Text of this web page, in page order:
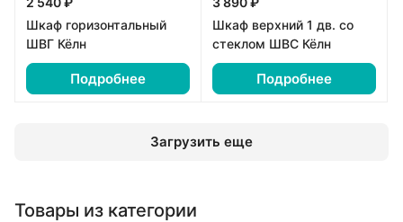
Шкаф горизонтальный
ШВГ Кёлн
Подробнее
Шкаф верхний 1 дв. со
стеклом ШВС Кёлн
Подробнее
Загрузить еще
Товары из категории